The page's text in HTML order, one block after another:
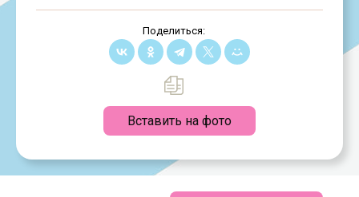
Поделиться:
Вставить на фото